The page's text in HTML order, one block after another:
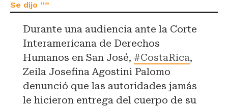
Durante una audiencia ante la Corte
Interamericana de Derechos
Humanos en San José, #CostaRica,
Zeila Josefina Agostini Palomo
denunció que las autoridades jamás
le hicieron entrega del cuerpo de su